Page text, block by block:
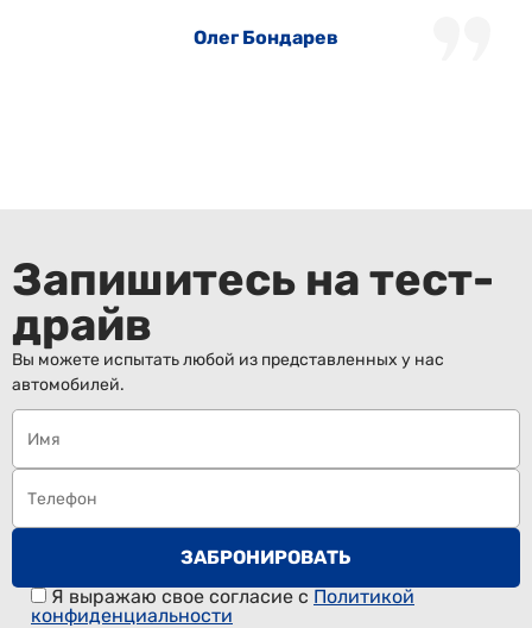
Олег Бондарев
Запишитесь на тест-
драйв
Вы можете испытать любой из представленных у нас
автомобилей.
Я выражаю свое согласие с Политикой
конфиденциальности